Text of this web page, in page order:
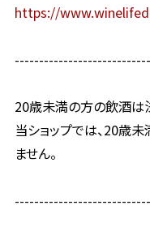
https://
20歳未満の方の飲酒は
当ショップでは、20歳
ません。